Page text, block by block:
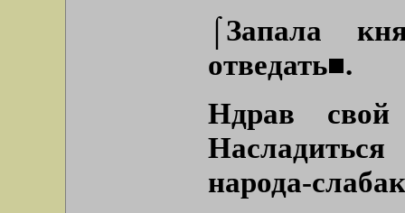
⌠Запала
отведать■.
Ндрав свой
народа-